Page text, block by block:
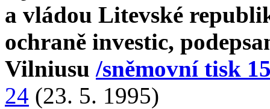
a vládou Litevské
ochraně investic,
Vilniusu /sněmovní tisk
24 (23. 5. 1995)